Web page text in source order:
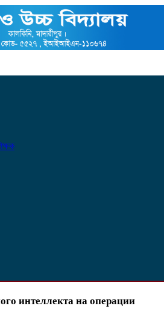
интеллекта на операции